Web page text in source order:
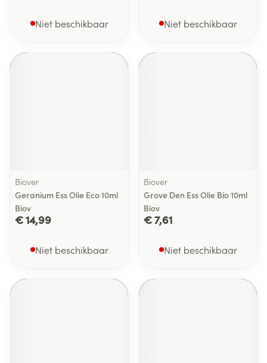
Niet beschikbaar Niet beschikbaar
Biover
Geranium Ess Olie Eco 10ml
Biov
€ 14,99
Niet beschikbaar
Biover
Grove Den Ess Olie Bio 10ml
Biov
€ 7,61
Niet beschikbaar